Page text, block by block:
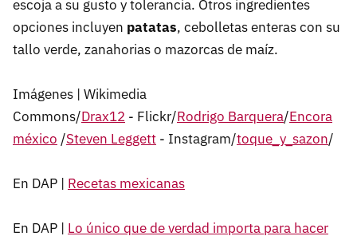
escoja a su gusto y tolerancia. Otros ingredientes
opciones incluyen patatas, cebolletas enteras con su
tallo verde, zanahorias o mazorcas de maíz.
Imágenes | Wikimedia
Commons/Drax12 - Flickr/Rodrigo Barquera/Encora
méxico /Steven Leggett - Instagram/toque_y_sazon/
En DAP | Recetas mexicanas
En DAP | Lo único que de verdad importa para hacer